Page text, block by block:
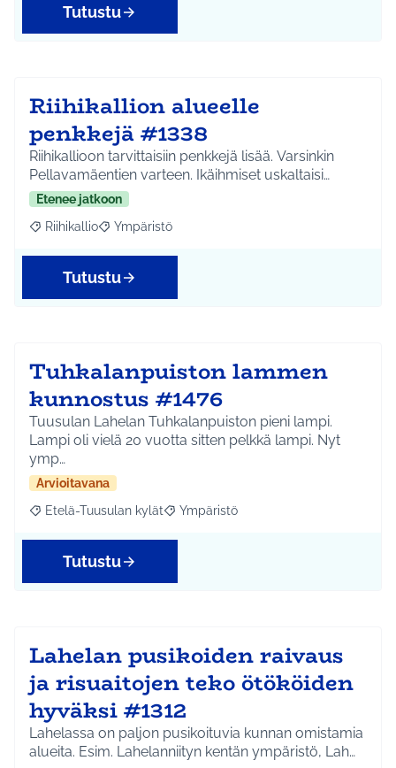
Tutustu
Riihikallion alueelle
penkkejä #1338
Riihikallioon tarvittaisiin penkkejä lisää. Varsinkin
Pellavamäentien varteen. Ikäihmiset uskaltaisi…
Etenee jatkoon
Rajaa tulokset aihepiirin mukaan: Riihikallio
Riihikallio Rajaa tulokset teeman mukaan: Ympäristö
Ympäristö
Tutustu
Tuhkalanpuiston lammen
kunnostus #1476
Tuusulan Lahelan Tuhkalanpuiston pieni lampi.
Lampi oli vielä 20 vuotta sitten pelkkä lampi. Nyt
ymp…
Arvioitavana
Rajaa tulokset aihepiirin mukaan: Etelä-Tuusulan kylät
Etelä-Tuusulan kylät Rajaa tulokset teeman mukaan:
Ympäristö
Tutustu
Lahelan pusikoiden raivaus
ja risuaitojen teko ötököiden
hyväksi #1312
Lahelassa on paljon pusikoituvia kunnan omistamia
alueita. Esim. Lahelanniityn kentän ympäristö, Lah…